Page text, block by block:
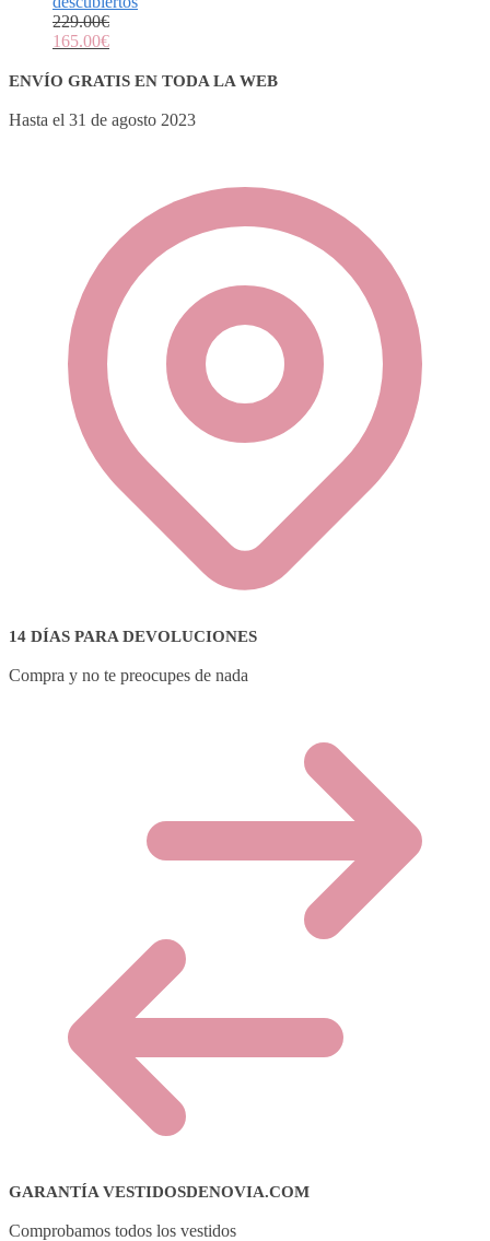
229.00€
165.00€
ENVÍO GRATIS EN TODA LA WEB
Hasta el 31 de agosto 2023
14 DÍAS PARA DEVOLUCIONES
Compra y no te preocupes de nada
GARANTÍA VESTIDOSDENOVIA.COM
Comprobamos todos los vestidos